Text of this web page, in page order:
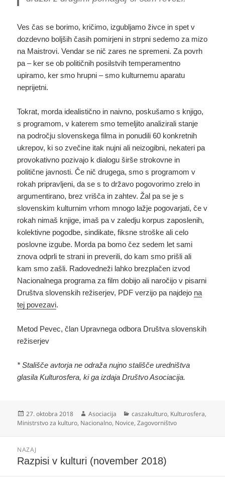
Ves čas se borimo, kričimo, izgubljamo živce in spet v
dozdevno boljših časih pomirjeni in strpni sedemo za mizo
na Maistrovi. Vendar se nič zares ne spremeni. Za povrh
pa – ker se ob političnih posilstvih temperamentno
upiramo, ker smo hrupni – smo kulturnemu aparatu
neprijetni.
Tokrat, morda idealistično in naivno, poskušamo s knjigo,
s programom, v katerem smo temeljito analizirali stanje
na področju slovenskega filma in ponudili 60 konkretnih
ukrepov, ki so zvečine itak nujni ali neizogibni, nekateri pa
provokativno pozivajo k dialogu širše strokovne in
politične javnosti. Če nič drugega, smo s programom v
rokah pripravljeni, da se s to državo pogovorimo zrelo in
argumentirano, brez vrišča in zahtev. Žal pa se je s
slovenskim kulturnim vrhom mnogo lažje pogovarjati, če v
rokah nimaš knjige, imaš pa v zaledju korpus zaposlenih,
kolektivne pogodbe, sindikate, fiksne stroške ali celo
poslovne izgube. Morda pa bomo čez sedem let sami
znova odprli te strani in preverili, do kam smo prišli ali
kam smo zašli. Radovedneži lahko brezplačen izvod
Nacionalnega programa za film dobijo ali naročijo v pisarni
Društva slovenskih režiserjev, PDF verzijo pa najdejo na
tej povezavi.
Metod Pevec, član Upravnega odbora Društva slovenskih
režiserjev
* Stališče avtorja ne odraža nujno stališče uredništva
glasila Kulturosfera, ki ga izdaja Društvo Asociacija.
Objavljeno
dne
27. oktobra 2018 Avtor
Asociacija Kategorije
caszakulturo, Kulturosfera,
Ministrstvo za kulturo, Nacionalno, Novice,Zagovorništvo
prispevka
NAZAJ
Prejšnji
Razpisi v kulturi (november 2018)